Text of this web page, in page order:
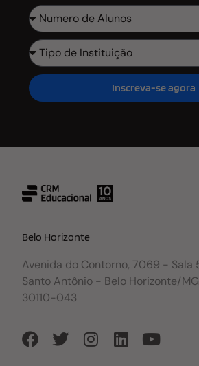
Inscreva-se agora
Belo Horizonte
Avenida do Contorno, 7069 - Sala
Santo Antônio - Belo Horizonte/
30110-043